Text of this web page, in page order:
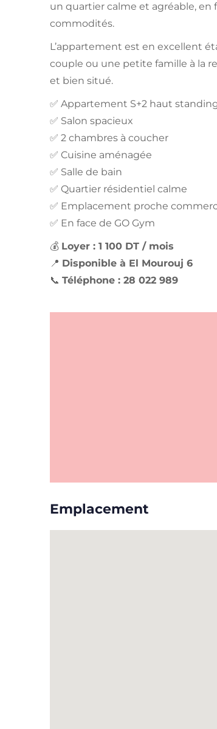
un quartier calme et agréable, en
commodités.
L’appartement est en excellent
couple ou une petite famille à la
et bien situé.
✅ Appartement S+2 haut
✅ Salon spacieux
✅ 2 chambres à coucher
✅ Cuisine aménagée
✅ Salle de bain
✅ Quartier résidentiel calme
✅ Emplacement proche
✅ En face de GO Gym
💰 Loyer : 1 100 DT / mois
📍 Disponible à El Mourouj 6
📞 Téléphone : 28 022 989
Emplacement